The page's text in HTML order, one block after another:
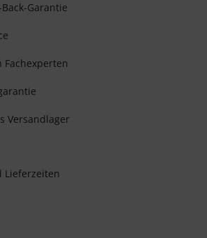
Garantie
Versandlager
Lieferzeiten